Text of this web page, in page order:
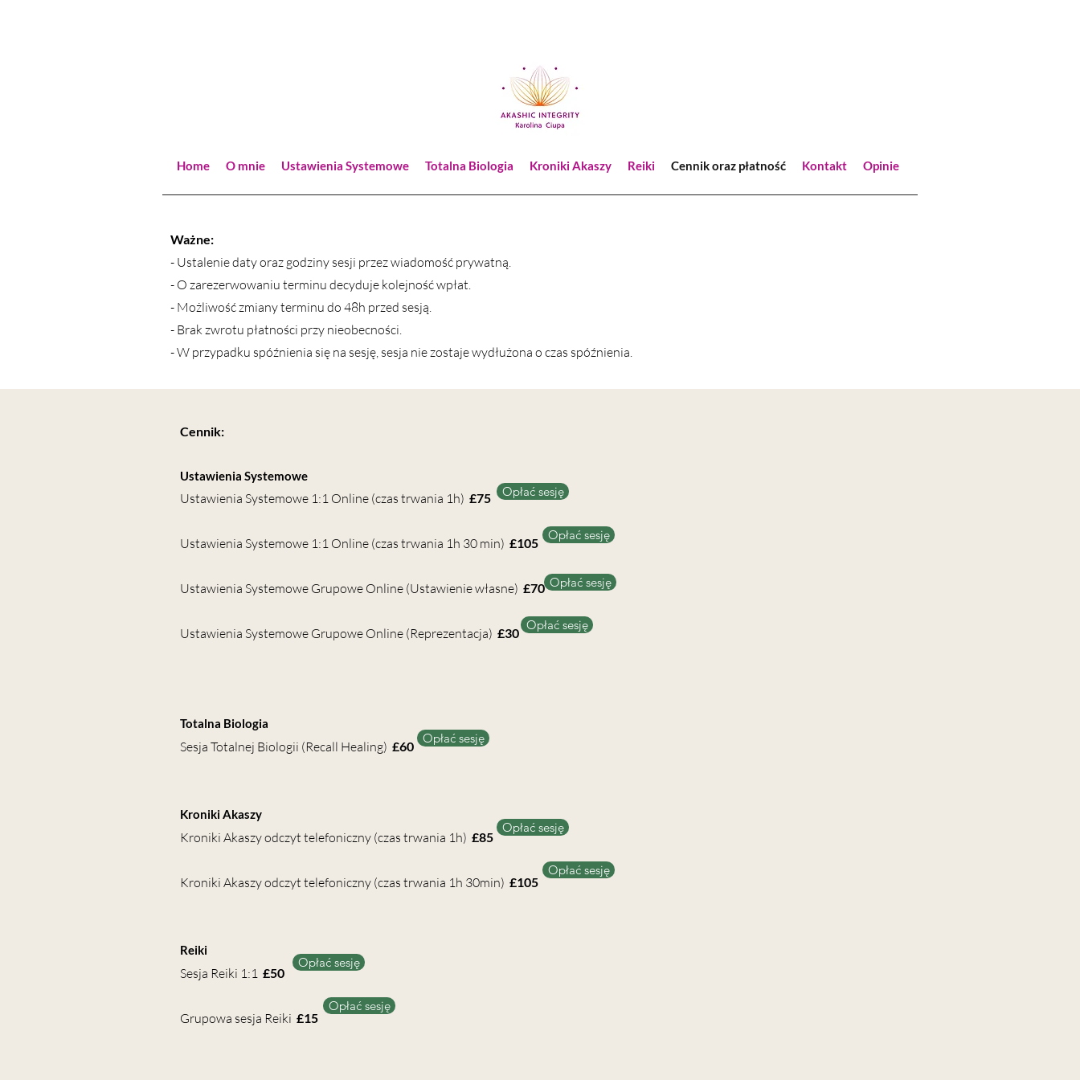
Home O mnie Ustawienia Systemowe Totalna Biologia Kroniki Akaszy Reiki Cennik oraz płatność Kontakt Opinie
Ważne:
- Ustalenie daty oraz godziny sesji przez wiadomość prywatną.​
- O zarezerwowaniu terminu decyduje kolejność wpłat.​
- Możliwość zmiany terminu do 48h przed sesją.​​
- Brak zwrotu płatności przy nieobecności.​
- W przypadku spóźnienia się na sesję, sesja nie zostaje wydłużona o czas spóźnienia.
Cennik:
Ustawienia Systemowe
Ustawienia Systemowe 1:1 Online (czas trwania 1h) £75
Ustawienia Systemowe 1:1 Online (czas trwania 1h 30 min) £105
Ustawienia Systemowe Grupowe Online (Ustawienie własne) £70
Ustawienia Systemowe Grupowe Online (Reprezentacja) £30
Totalna Biologia
Sesja Totalnej Biologii (Recall Healing) £60
Kroniki Akaszy
Kroniki Akaszy odczyt telefoniczny (czas trwania 1h) £85
Kroniki Akaszy odczyt telefoniczny (czas trwania 1h 30min) £105
Reiki
Sesja Reiki 1:1 £50
Grupowa sesja Reiki £15
Opłać sesję
Opłać sesję
Opłać sesję
Opłać sesję
Opłać sesję
Opłać sesję
Opłać sesję
Opłać sesję
Opłać sesję